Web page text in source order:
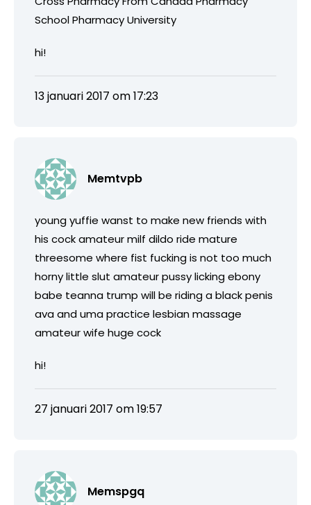
School Pharmacy University
hi!
13 januari 2017 om 17:23
Memtvpb
young yuffie wanst to make new friends with
his cock amateur milf dildo ride mature
threesome where fist fucking is not too much
horny little slut amateur pussy licking ebony
babe teanna trump will be riding a black penis
ava and uma practice lesbian massage
amateur wife huge cock
hi!
27 januari 2017 om 19:57
Memspgq